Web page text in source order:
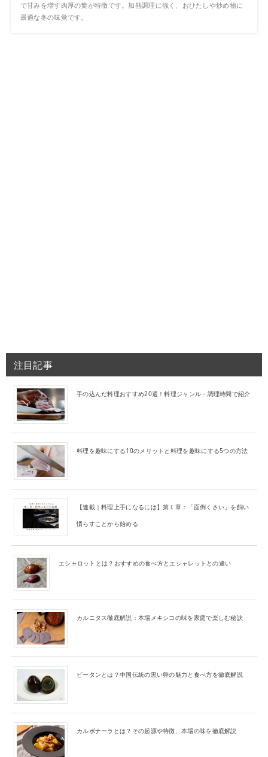
で甘みを増す肉厚の葉が特徴です。加熱調理に強く、おひたしや炒め物に
最適な冬の味覚です。
注目記事
手の込んだ料理おすすめ20選！料理ジャンル・調理時間で紹介
料理を趣味にする10のメリットと料理を趣味にする5つの方法
【連載｜料理上手になるには】第１章：「面倒くさい」を飼い
慣らすことから始める
エシャロットとは？おすすめの食べ方とエシャレットとの違い
カルニタス徹底解説：本場メキシコの味を家庭で楽しむ秘訣
ピータンとは？中国伝統の黒い卵の魅力と食べ方を徹底解説
カルボナーラとは？その起源や特徴、本場の味を徹底解説